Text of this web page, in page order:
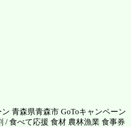
青森県青森市 GoToキャンペーン
/ 食べて応援 食材 農林漁業 食事券